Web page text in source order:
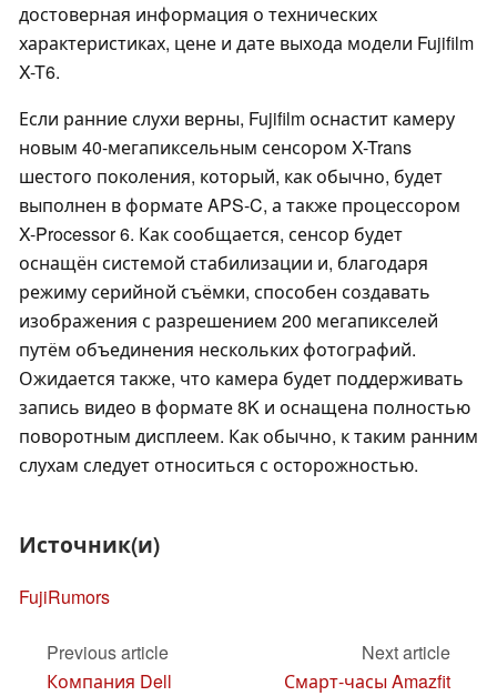
достоверная информация о технических
характеристиках, цене и дате выхода модели Fujifilm
X-T6.
Если ранние слухи верны, Fujifilm оснастит камеру
новым 40-мегапиксельным сенсором X-Trans
шестого поколения, который, как обычно, будет
выполнен в формате APS-C, а также процессором
X-Processor 6. Как сообщается, сенсор будет
оснащён системой стабилизации и, благодаря
режиму серийной съёмки, способен создавать
изображения с разрешением 200 мегапикселей
путём объединения нескольких фотографий.
Ожидается также, что камера будет поддерживать
запись видео в формате 8K и оснащена полностью
поворотным дисплеем. Как обычно, к таким ранним
слухам следует относиться с осторожностью.
Источник(и)
FujiRumors
Previous article
Компания Dell
Next article
Смарт-часы Amazfit